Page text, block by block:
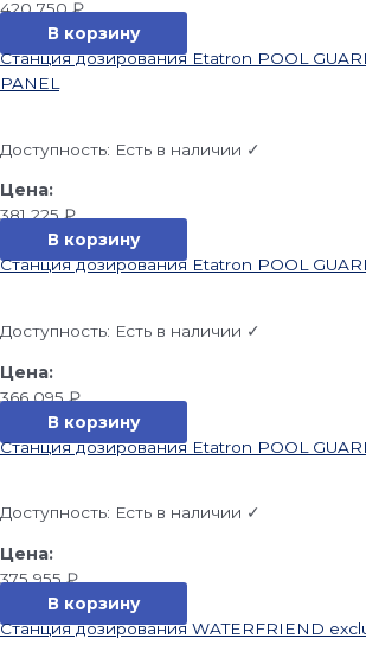
420 750₽
В корзину
Станция дозирования Etatron POOL
PANEL
Доступность: Есть в наличии ✓
381 225₽
В корзину
Станция дозирования Etatron POOL
Доступность: Есть в наличии ✓
366 095₽
В корзину
Станция дозирования Etatron POOL
Доступность: Есть в наличии ✓
375 955₽
В корзину
Станция дозирования WATERFRIEND